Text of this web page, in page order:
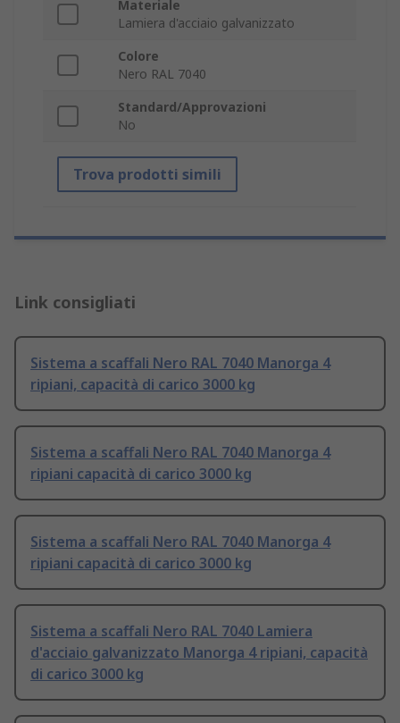
Materiale
Lamiera d'acciaio galvanizzato
Colore
Nero RAL 7040
Standard/Approvazioni
No
Trova prodotti simili
Link consigliati
Sistema a scaffali Nero RAL 7040 Manorga 4
ripiani, capacità di carico 3000 kg
Sistema a scaffali Nero RAL 7040 Manorga 4
ripiani capacità di carico 3000 kg
Sistema a scaffali Nero RAL 7040 Manorga 4
ripiani capacità di carico 3000 kg
Sistema a scaffali Nero RAL 7040 Lamiera
d'acciaio galvanizzato Manorga 4 ripiani, capacità
di carico 3000 kg